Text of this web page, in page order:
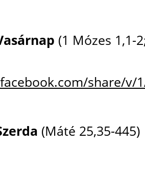
(1 Mózes 1,1-
share/v/
(Máté 25,35-445)